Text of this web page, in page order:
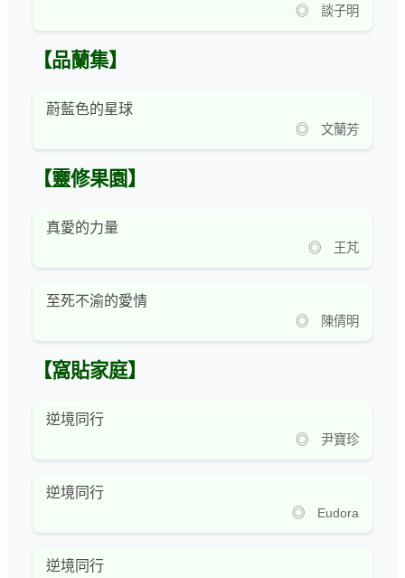
◎ 談子明
【品蘭集】
蔚藍色的星球
◎ 文蘭芳
【靈修果園】
真愛的力量
◎ 王芃
至死不渝的愛情
◎ 陳倩明
【窩貼家庭】
逆境同行
◎ 尹寶珍
逆境同行
◎ Eudora
逆境同行